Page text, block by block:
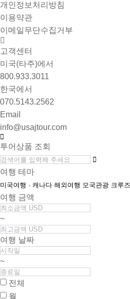
개인정보처리방침
이용약관
이메일무단수집거부
고객센터
미국(타주)에서
800.933.3011
한국에서
070.5143.2562
Email
info@usajtour.com
투어상품 조회
여행 테마
미국여행 · 캐나다 해외여행 모국관광 크루즈
여행 금액
~
여행 날짜
~
전체
월